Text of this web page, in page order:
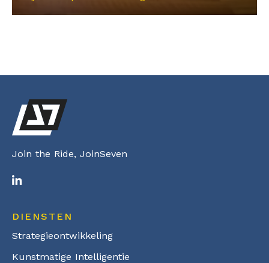
Join the Ride, JoinSeven
DIENSTEN
Strategieontwikkeling
Kunstmatige Intelligentie